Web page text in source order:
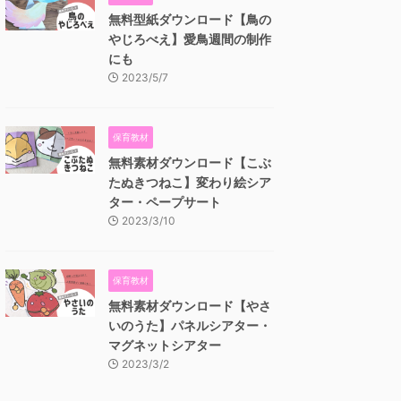
無料型紙ダウンロード【鳥の
やじろべえ】愛鳥週間の制作
にも
2023/5/7
保育教材
無料素材ダウンロード【こぶ
たぬきつねこ】変わり絵シア
ター・ペープサート
2023/3/10
保育教材
無料素材ダウンロード【やさ
いのうた】パネルシアター・
マグネットシアター
2023/3/2